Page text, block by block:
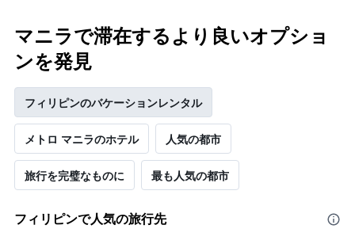
マニラで滞在するより良いオプショ
ンを発見
フィリピンのバケーションレンタル
メトロ マニラのホテル 人気の都市
旅行を完璧なものに 最も人気の都市
フィリピンで人気の旅行先